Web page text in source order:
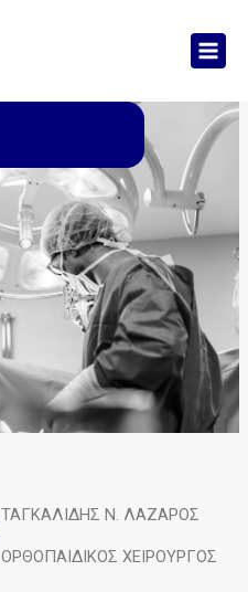
ΤΑΓΚΑΛΙΔΗΣ Ν. ΛΑΖΑΡΟΣ
ΟΡΘΟΠΑΙΔΙΚΟΣ ΧΕΙΡΟΥΡΓΟΣ